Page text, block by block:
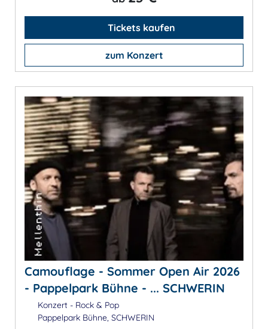
Tickets kaufen
zum Konzert
Camouflage - Sommer Open Air 2026
- Pappelpark Bühne - ... SCHWERIN
Konzert - Rock & Pop
Pappelpark Bühne, SCHWERIN